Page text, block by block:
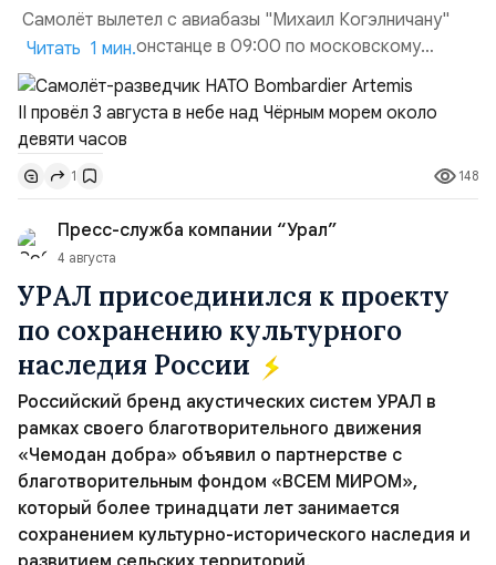
Самолёт вылетел с авиабазы "Михаил Когэлничану"
в румынской Констанце в 09:00 по московскому
времени и направился по прямой к турецко-грузинской
границе. На базу самолёт вернулся после 18 часов,
совершив три облёта примерно по одной
траектории.Не исключено, что Artemis II участвовал в
наведени...
Читать 1 мин.
1 148
Пресс-служба компании “Урал”
4 августа
УРАЛ присоединился к проекту
по сохранению культурного
наследия России
Российский бренд акустических систем УРАЛ в
рамках своего благотворительного движения
«Чемодан добра» объявил о партнерстве с
благотворительным фондом «ВСЕМ МИРОМ»,
который более тринадцати лет занимается
сохранением культурно-исторического наследия и